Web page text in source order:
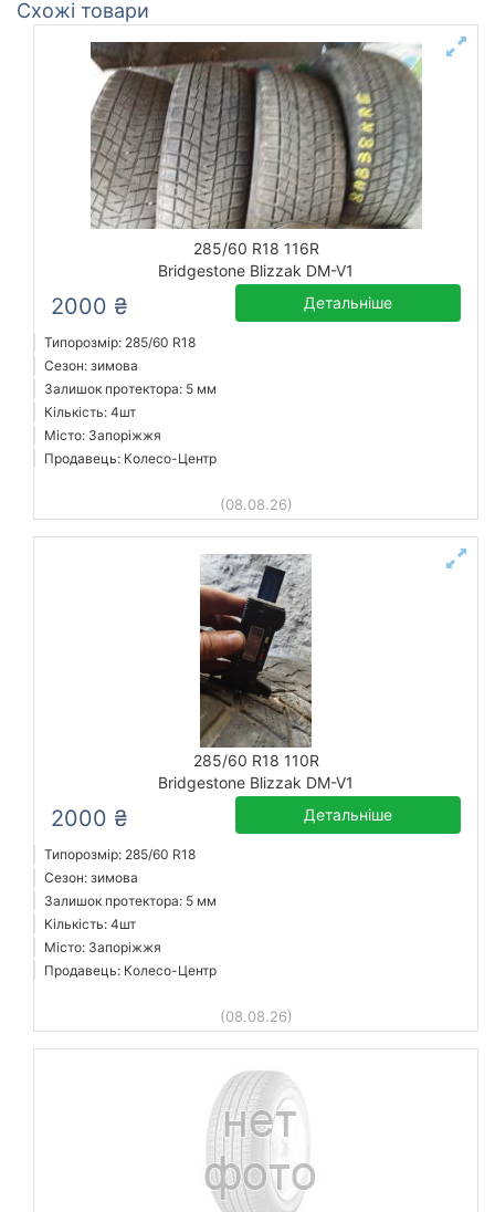
Схожі товари
285/60 R18 116R
Bridgestone Blizzak DM-V1
2000 ₴ Детальніше
Типорозмір: 285/60 R18
Сезон: зимова
Залишок протектора: 5 мм
Кількість: 4шт
Місто: Запоріжжя
Продавець: Колесо-Центр
(08.08.26)
285/60 R18 110R
Bridgestone Blizzak DM-V1
2000 ₴ Детальніше
Типорозмір: 285/60 R18
Сезон: зимова
Залишок протектора: 5 мм
Кількість: 4шт
Місто: Запоріжжя
Продавець: Колесо-Центр
(08.08.26)